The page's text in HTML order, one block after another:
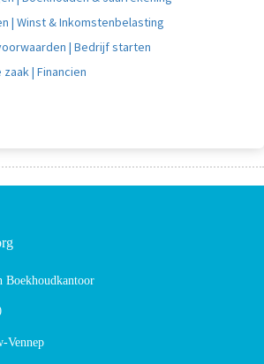
| Winst & Inkomstenbelasting
| Bedrijf starten
| Financien
Boekhoudkantoor
Vennep